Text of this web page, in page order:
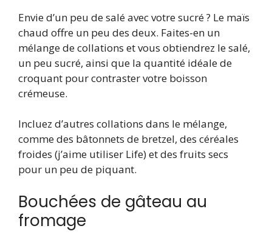
Envie d’un peu de salé avec votre sucré ? Le maïs
chaud offre un peu des deux. Faites-en un
mélange de collations et vous obtiendrez le salé,
un peu sucré, ainsi que la quantité idéale de
croquant pour contraster votre boisson
crémeuse.
Incluez d’autres collations dans le mélange,
comme des bâtonnets de bretzel, des céréales
froides (j’aime utiliser Life) et des fruits secs
pour un peu de piquant.
Bouchées de gâteau au
fromage